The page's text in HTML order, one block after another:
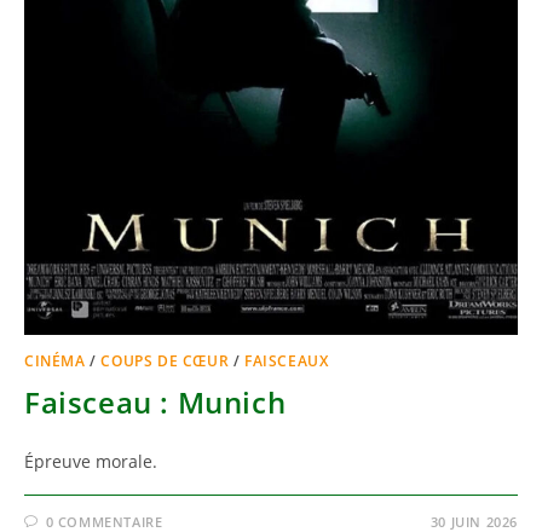
CINÉMA /COUPS DE CŒUR / FAISCEAUX
Faisceau : Munich
Épreuve morale.
0 COMMENTAIRE 30 JUIN 2026